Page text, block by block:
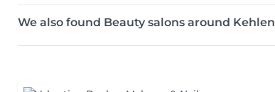
We also found Beauty salons around Kehlen